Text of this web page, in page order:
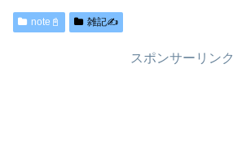
note📓 雑記✍️
スポンサーリンク